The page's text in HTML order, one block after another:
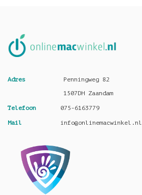
Adres
Penningweg 82
1507DH Zaandam
Telefoon 075-6163779
Mail info@onlinemacwinkel.nl